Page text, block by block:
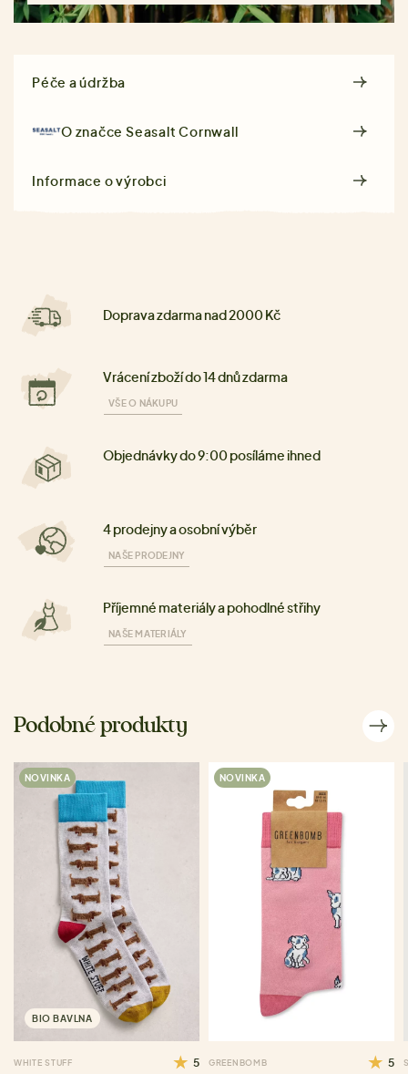
Péče a údržba
O značceSeasalt Cornwall
Informace o výrobci
Doprava zdarma nad 2000 Kč
Vrácení zboží do 14 dnů zdarma
VŠE O NÁKUPU
Objednávky do 9:00 posíláme ihned
4 prodejny a osobní výběr
NAŠE PRODEJNY
Příjemné materiály a pohodlné střihy
NAŠE MATERIÁLY
Podobné produkty
NOVINKA
BIO BAVLNA
WHITE STUFF 5
NOVINKA
GREENBOMB 5